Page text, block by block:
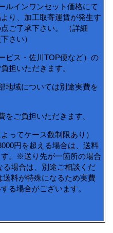
ルインワンセット価格にて
り、加工取寄運賃が発生す
ご了承下さい。 （詳細
さい）
ビス・佐川TOP便など）の
担いただきます。
地域については別途実費を
ご負担いただきます。
ってケース数制限あり）
円を超える場合は、送料
。※送り先が一箇所の場合
場合は、別途ご相談くだ
送料が特殊になるため実費
る場合がございます。